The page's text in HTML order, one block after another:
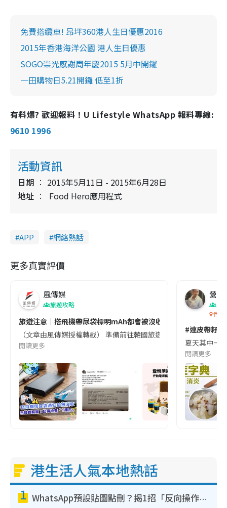
免費搭纜車! 昂坪360港人生日優惠2016
2015年香港海洋公園 港人生日優惠
SOGO崇光感謝周年慶2015 5月中開鑼
一田購物日5.21開鑼 低至1折
有料爆? 歡迎報料！U Lifestyle WhatsApp 報料專線:
9610 1996
活動資訊
日期
2015年5月11日 - 2015年6月28日
地址
Food Hero應用程式
APP 網絡熱話
更多真實評價
風傳媒
旅遊攻略
旅遊注意｜搭飛機帶尿袋標明mAh都會被沒收😱出發前切記檢查
（文章由風傳媒授權轉載） 準備前往韓國旅遊的民眾，近期要
閱讀更多
營養
香港
#連皮帶籽
夏天其中一
閱讀更多
港生活人氣本地熱話
1 WhatsApp預設貼圖點刪？揭1招「反向操作」還原簡潔介面 附3步實測教學